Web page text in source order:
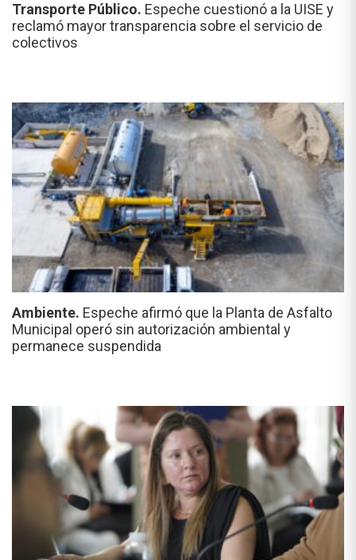
Transporte Público. Espeche cuestionó a la UISE y
reclamó mayor transparencia sobre el servicio de
colectivos
Ambiente. Espeche afirmó que la Planta de Asfalto
Municipal operó sin autorización ambiental y
permanece suspendida